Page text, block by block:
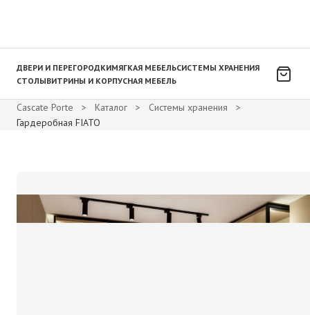
ДВЕРИ И ПЕРЕГОРОДКИМЯГКАЯ МЕБЕЛЬСИСТЕМЫ ХРАНЕНИЯ
СТОЛЫВИТРИНЫ И КОРПУСНАЯ МЕБЕЛЬ
Cascate Porte > Каталог > Системы хранения
>
Гардеробная FIATO